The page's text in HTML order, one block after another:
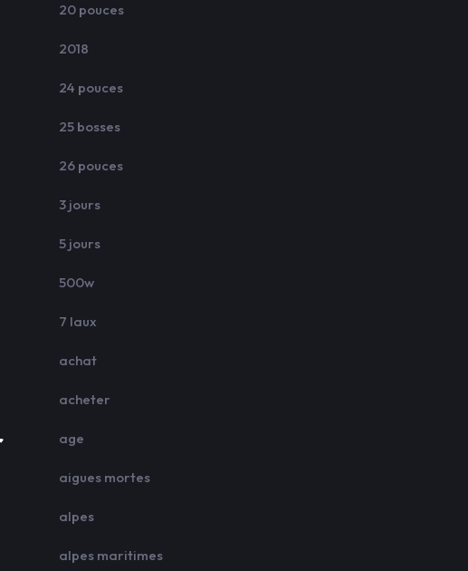
20 pouces
2018
24 pouces
25 bosses
26 pouces
3 jours
5 jours
500w
7 laux
achat
acheter
age
aigues mortes
alpes
alpes maritimes